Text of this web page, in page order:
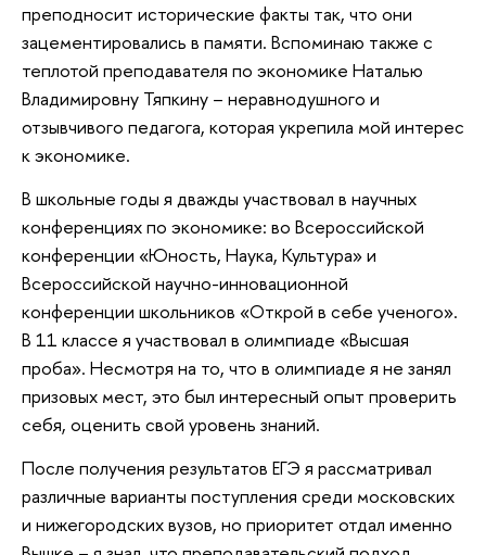
преподносит исторические факты так, что они
зацементировались в памяти. Вспоминаю также с
теплотой преподавателя по экономике Наталью
Владимировну Тяпкину – неравнодушного и
отзывчивого педагога, которая укрепила мой интерес
к экономике.
В школьные годы я дважды участвовал в научных
конференциях по экономике: во Всероссийской
конференции «Юность, Наука, Культура» и
Всероссийской научно-инновационной
конференции школьников «Открой в себе ученого».
В 11 классе я участвовал в олимпиаде «Высшая
проба». Несмотря на то, что в олимпиаде я не занял
призовых мест, это был интересный опыт проверить
себя, оценить свой уровень знаний.
После получения результатов ЕГЭ я рассматривал
различные варианты поступления среди московских
и нижегородских вузов, но приоритет отдал именно